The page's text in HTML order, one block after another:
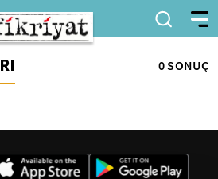
0 SONUÇ